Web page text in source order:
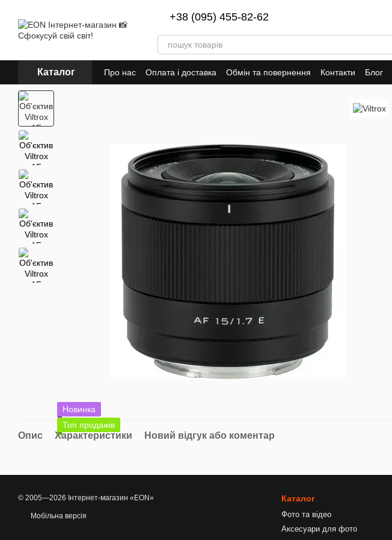
+38 (095) 455-82-62
Каталог Про нас Оплата і доставка Обмін та повернення Контакти Блог
Новинка
Топ продажів
Опис Характеристики Новий відгук або коментар
© 2005—2026 Інтернет-магазин «EON»
Мобільна версія
Каталог
Фото та відео
Аксесуари для фото